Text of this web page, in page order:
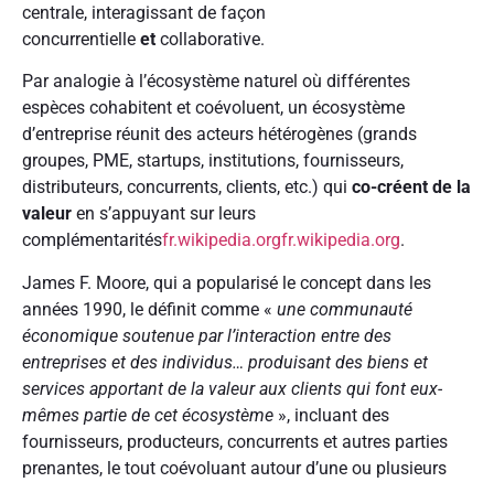
centrale, interagissant de façon
concurrentielle et collaborative.
Par analogie à l’écosystème naturel où différentes
espèces cohabitent et coévoluent, un écosystème
d’entreprise réunit des acteurs hétérogènes (grands
groupes, PME, startups, institutions, fournisseurs,
distributeurs, concurrents, clients, etc.) qui co-créent de la
valeur en s’appuyant sur leurs
complémentaritésfr.wikipedia.orgfr.wikipedia.org.
James F. Moore, qui a popularisé le concept dans les
années 1990, le définit comme « une communauté
économique soutenue par l’interaction entre des
entreprises et des individus… produisant des biens et
services apportant de la valeur aux clients qui font eux-
mêmes partie de cet écosystème », incluant des
fournisseurs, producteurs, concurrents et autres parties
prenantes, le tout coévoluant autour d’une ou plusieurs